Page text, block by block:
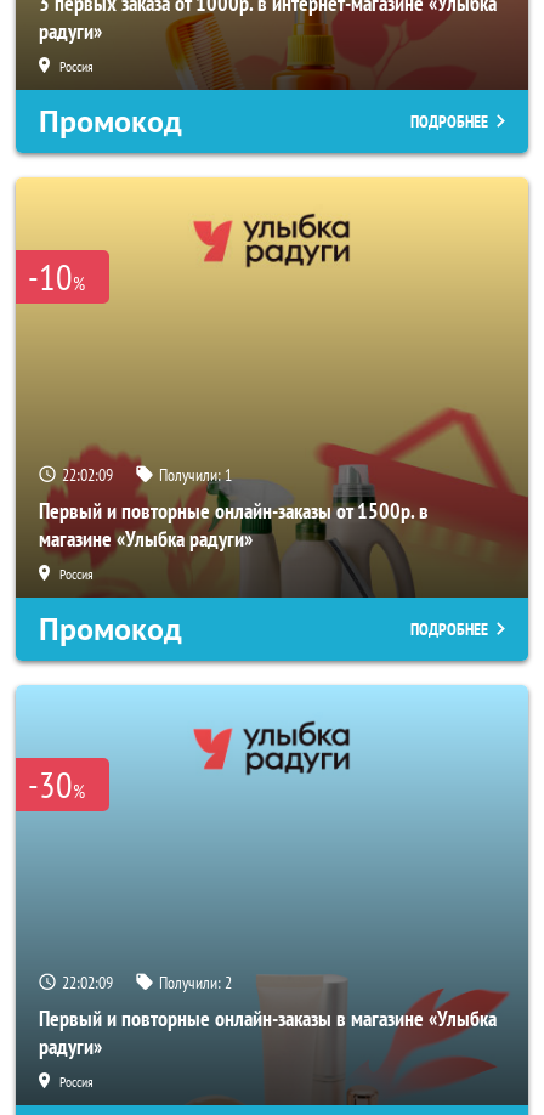
радуги»
Россия
Промокод ПОДРОБНЕЕ
-10%
22:02:08 Получили:1
Первый и повторные онлайн-заказы от 1500р. в
магазине «Улыбка радуги»
Россия
Промокод ПОДРОБНЕЕ
-30%
22:02:08 Получили:2
Первый и повторные онлайн-заказы в магазине «Улыбка
радуги»
Россия